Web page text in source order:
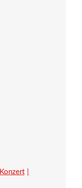
Konzert